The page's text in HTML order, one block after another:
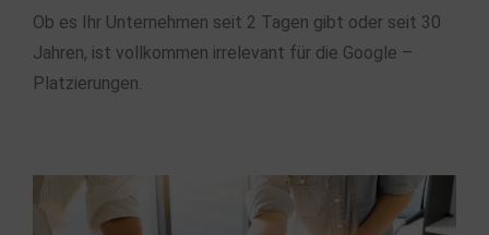
Ob es Ihr Unternehmen seit 2 Tagen gibt oder seit 30
Jahren, ist vollkommen irrelevant für die Google –
Platzierungen.